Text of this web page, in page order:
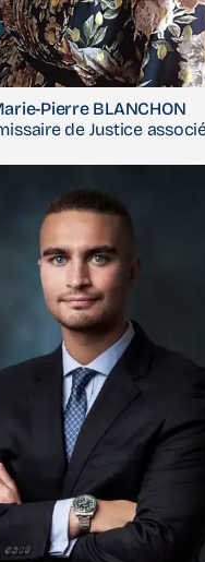
Pierre BLANCHON
de Justice